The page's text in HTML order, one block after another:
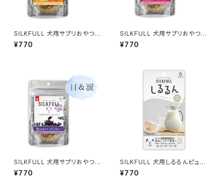
SILKFULL 犬用サプリおやつ
【口内ケア (マヌカハニー)】シル
クフル
¥770
SILKFULL 犬用サプリおやつ
【皮膚被毛ケア (クランベリー)】
シルクフル
¥770
SILKFULL 犬用サプリおやつ
【目＆涙ケア (ビルベリー)】シル
クフル
¥770
SILKFULL 犬用しるるんピュー
レ【ヤギミルク】シルクフル
¥770